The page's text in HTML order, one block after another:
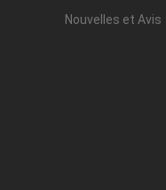
Nouvelles et Avis